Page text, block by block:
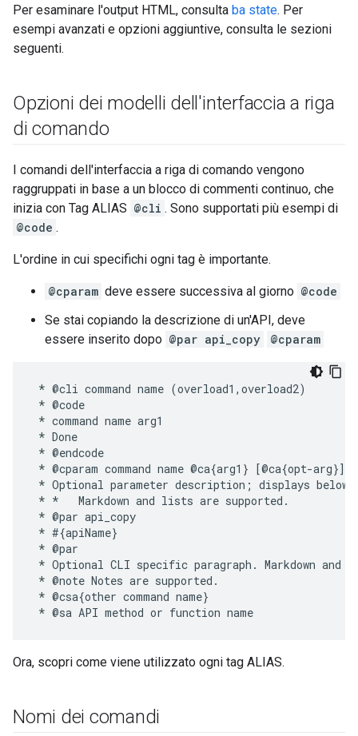
Per esaminare l'output HTML, consulta ba state. Per
esempi avanzati e opzioni aggiuntive, consulta le sezioni
seguenti.
Opzioni dei modelli dell'interfaccia a riga
di comando
I comandi dell'interfaccia a riga di comando vengono
raggruppati in base a un blocco di commenti continuo, che
inizia con Tag ALIAS @cli . Sono supportati più esempi di
@code .
L'ordine in cui specifichi ogni tag è importante.
@cparam deve essere successiva al giorno @code
Se stai copiando la descrizione di un'API, deve
essere inserito dopo @par api_copy @cparam
* @cli command name (overload1,overload2)
* @code
* command name arg1
* Done
* @endcode
* @cparam command name @ca{arg1} [@ca{opt-arg}]
* Optional parameter description; displays below
* *   Markdown and lists are supported.
* @par api_copy
* #{apiName}
* @par
* Optional CLI specific paragraph. Markdown and
* @note Notes are supported.
* @csa{other command name}
Ora, scopri come viene utilizzato ogni tag ALIAS.
Nomi dei comandi